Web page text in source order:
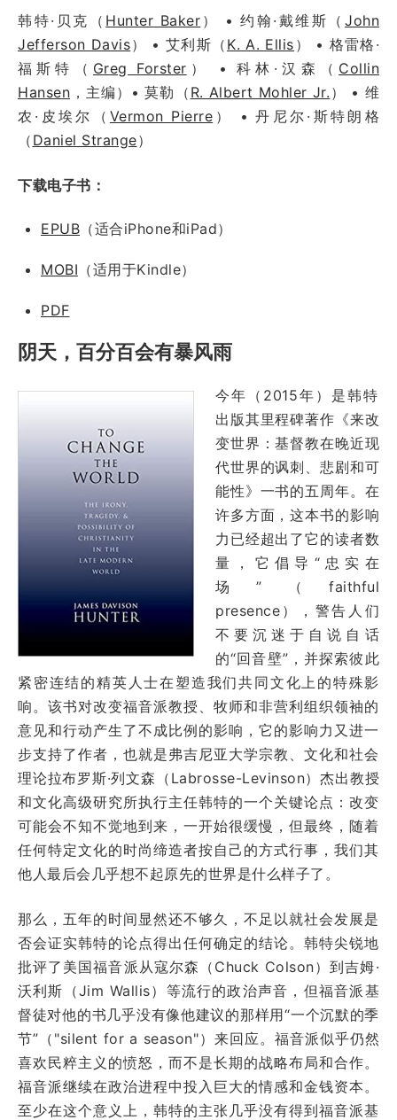
韩特·贝克（ Hunter Baker ） • 约翰·戴维斯（John
Jefferson Davis） • 艾利斯（ K. A. Ellis ） • 格雷格·
福斯特（ Greg Forster ） • 科林·汉森（ Collin
Hansen ，主编）• 莫勒（ R. Albert Mohler Jr. ） • 维
农·皮埃尔（ Vermon Pierre ） • 丹尼尔·斯特朗格
（ Daniel Strange）
下载电子书：
EPUB （适合iPhone和iPad）
MOBI （适用于Kindle）
PDF
阴天，百分百会有暴风雨
今年（2015年）是韩特
出版其里程碑著作《来改
变世界：基督教在晚近现
代世界的讽刺、悲剧和可
能性》一书的五周年。在
许多方面，这本书的影响
力已经超出了它的读者数
量，它倡导 “ 忠实在
场”（faithful
presence），警告人们
不要沉迷于自说自话
的“回音壁”，并探索彼此
紧密连结的精英人士在塑造我们共同文化上的特殊影
响。该书对改变福音派教授、牧师和非营利组织领袖的
意见和行动产生了不成比例的影响，它的影响力又进一
步支持了作者，也就是弗吉尼亚大学宗教、文化和社会
理论拉布罗斯·列文森（Labrosse-Levinson）杰出教授
和文化高级研究所执行主任韩特的一个关键论点：改变
可能会不知不觉地到来，一开始很缓慢，但最终，随着
任何特定文化的时尚缔造者按自己的方式行事，我们其
他人最后会几乎想不起原先的世界是什么样子了。
那么，五年的时间显然还不够久，不足以就社会发展是
否会证实韩特的论点得出任何确定的结论。韩特尖锐地
批评了美国福音派从寇尔森（Chuck Colson）到吉姆·
沃利斯（Jim Wallis）等流行的政治声音，但福音派基
督徒对他的书几乎没有像他建议的那样用“一个沉默的季
节”（"silent for a season"）来回应。福音派似乎仍然
喜欢民粹主义的愤怒，而不是长期的战略布局和合作。
福音派继续在政治进程中投入巨大的情感和金钱资本。
至少在这个意义上，韩特的主张几乎没有得到福音派基